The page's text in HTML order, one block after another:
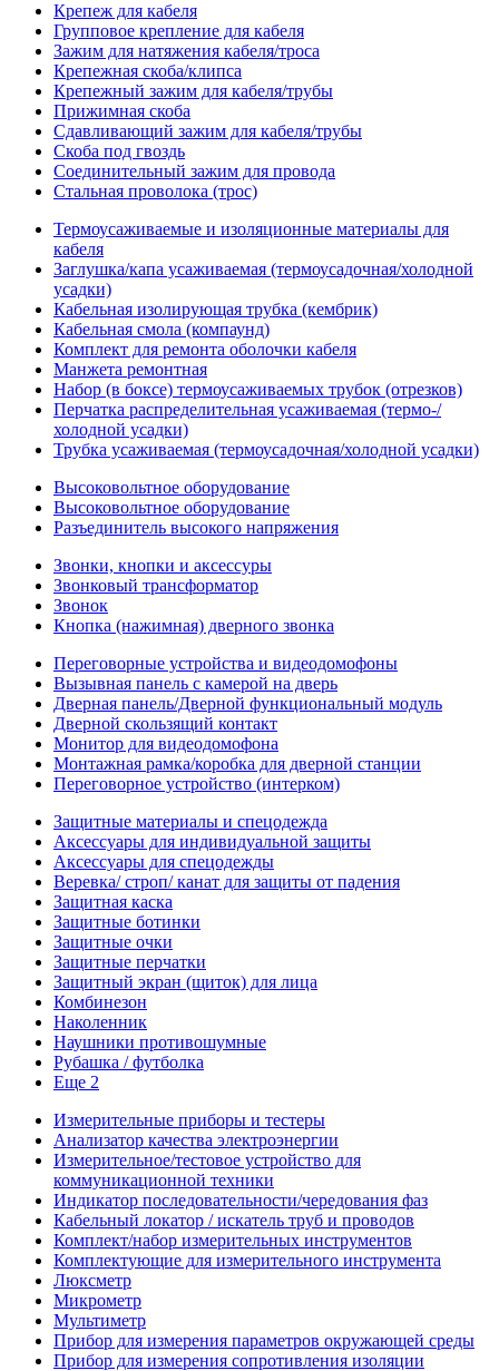
Крепеж для кабеля
Групповое крепление для кабеля
Зажим для натяжения кабеля/троса
Крепежная скоба/клипса
Крепежный зажим для кабеля/трубы
Прижимная скоба
Сдавливающий зажим для кабеля/трубы
Скоба под гвоздь
Соединительный зажим для провода
Стальная проволока (трос)
Термоусаживаемые и изоляционные материалы для
кабеля
Заглушка/капа усаживаемая (термоусадочная/холодной
усадки)
Кабельная изолирующая трубка (кембрик)
Кабельная смола (компаунд)
Комплект для ремонта оболочки кабеля
Манжета ремонтная
Набор (в боксе) термоусаживаемых трубок (отрезков)
Перчатка распределительная усаживаемая (термо-/
холодной усадки)
Трубка усаживаемая (термоусадочная/холодной усадки)
Высоковольтное оборудование
Высоковольтное оборудование
Разъединитель высокого напряжения
Звонки, кнопки и аксессуры
Звонковый трансформатор
Звонок
Кнопка (нажимная) дверного звонка
Переговорные устройства и видеодомофоны
Вызывная панель с камерой на дверь
Дверная панель/Дверной функциональный модуль
Дверной скользящий контакт
Монитор для видеодомофона
Монтажная рамка/коробка для дверной станции
Переговорное устройство (интерком)
Защитные материалы и спецодежда
Аксессуары для индивидуальной защиты
Аксессуары для спецодежды
Веревка/ строп/ канат для защиты от падения
Защитная каска
Защитные ботинки
Защитные очки
Защитные перчатки
Защитный экран (щиток) для лица
Комбинезон
Наколенник
Наушники противошумные
Рубашка / футболка
Еще 2
Измерительные приборы и тестеры
Анализатор качества электроэнергии
Измерительное/тестовое устройство для
коммуникационной техники
Индикатор последовательности/чередования фаз
Кабельный локатор / искатель труб и проводов
Комплект/набор измерительных инструментов
Комплектующие для измерительного инструмента
Люксметр
Микрометр
Мультиметр
Прибор для измерения параметров окружающей среды
Прибор для измерения сопротивления изоляции